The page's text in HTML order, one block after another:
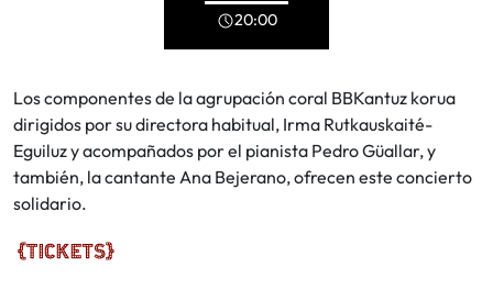
20:00
Los componentes de la agrupación coral BBKantuz korua
dirigidos por su directora habitual, Irma Rutkauskaité-
Eguiluz y acompañados por el pianista Pedro Güallar, y
también, la cantante Ana Bejerano, ofrecen este concierto
solidario.